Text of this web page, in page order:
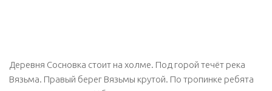
Деревня Сосновка стоит на холме. Под горой течёт река
Вязьма. Правый берег Вязьмы крутой. По тропинке ребята